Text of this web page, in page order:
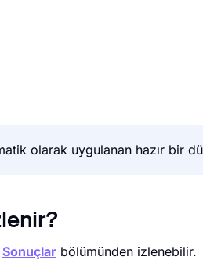
olarak uygulanan hazır bir
Sonuçlar bölümünden izlenebilir.